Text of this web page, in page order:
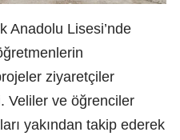
Anadolu Lisesi’nde
ziyaretçiler
Veliler ve öğrenciler
yakından takip ederek